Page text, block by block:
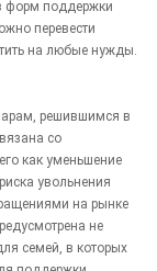
форм поддержки
перевести
на любые нужды.
решившимся в
со
как уменьшение
увольнения
на рынке
не
семей, в которых